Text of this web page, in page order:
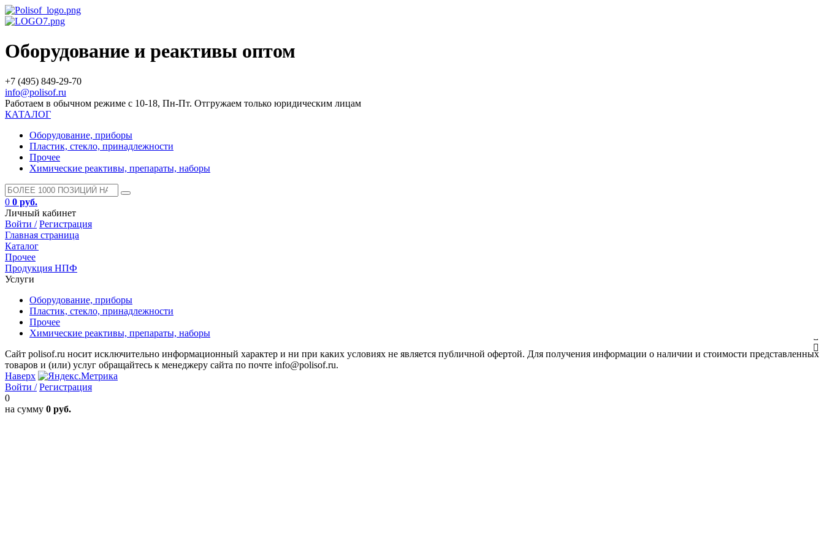
Оборудование и реактивы оптом
+7 (495) 849-29-70
info@polisof.ru
Работаем в обычном режиме с 10-18, Пн-Пт. Отгружаем только юридическим лицам
КАТАЛОГ
Оборудование, приборы
Пластик, стекло, принадлежности
Прочее
Химические реактивы, препараты, наборы
0 0 руб.
Личный кабинет
Войти / Регистрация
Главная страница
Каталог
Прочее
Продукция НПФ
Услуги
Оборудование, приборы
Пластик, стекло, принадлежности
Прочее
Химические реактивы, препараты, наборы
Сайт polisof.ru носит исключительно информационный характер и ни при каких условиях не является публичной офертой. Для получения информации о наличии и стоимости представленных
товаров и (или) услуг обращайтесь к менеджеру сайта по почте info@polisof.ru.
Наверх
Войти / Регистрация
0
на сумму 0 руб.